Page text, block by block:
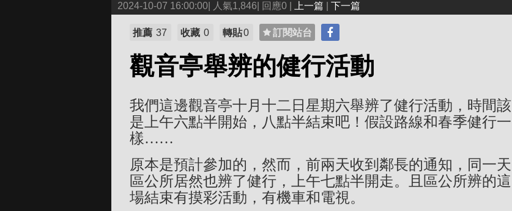
2024-10-07 16:00:00| 人氣1,846| 回應0 | 上一篇 下一篇
推薦 37 收藏 0 轉貼0 訂閱站台
觀音亭舉辨的健行活動
我們這邊觀音亭十月十二日星期六舉辨了健行活動，時間該
是上午六點半開始，八點半結束吧！假設路線和春季健行一
樣……
原本是預計參加的，然而，前兩天收到鄰長的通知，同一天
區公所居然也辨了健行，上午七點半開走。且區公所辨的這
場結束有摸彩活動，有機車和電視。